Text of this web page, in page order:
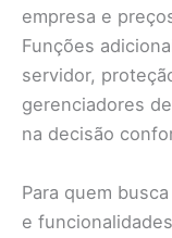
empresa e
Funções
servidor,
gerenciadores
na decisão
Para quem
e